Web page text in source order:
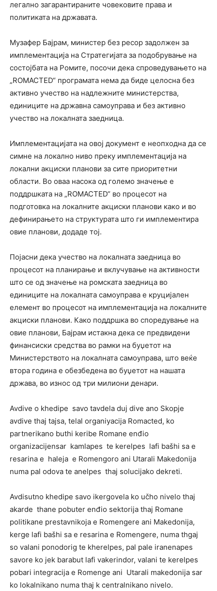
легално загарантираните човековите права и
политиката на државата.
Музафер Бајрам, министер без ресор задолжен за
имплементација на Стратегијата за подобрување на
состојбата на Ромите, посочи дека спроведувањето на
„ROMACTED“ програмата нема да биде целосна без
активно учество на надлежните министерства,
единиците на државна самоуправа и без активно
учество на локалната заедница.
Имплементацијата на овој документ е неопходна да се
симне на локално ниво преку имплементација на
локални акциски планови за сите приоритетни
области. Во оваа насока од големо значење е
поддршката на „ROMACTED“ во процесот на
подготовка на локалните акциски планови како и во
дефинирањето на структурата што ги имплементира
овие планови, додаде тој.
Појасни дека учество на локалната заедница во
процесот на планирање и вклучување на активности
што се од значење на ромската заедница во
единиците на локалната самоуправа е круцијален
елемент во процесот на имплементација на локалните
акциски планови. Како поддршка во споредување на
овие планови, Бајрам истакна дека се предвидени
финансиски средства во рамки на буџетот на
Министерството на локалната самоуправа, што веќе
втора година е обезбедена во буџетот на нашата
држава, во износ од три милиони денари.
Avdive o khedipe savo tavdela duj dive ano Skopje
avdive thaj tajsa, telal organiyacija Romacted, ko
partnerikano buthi keribe Romane enđio
organizacijensar kamlapes te kerelpes lafi bašhi sa e
resarina e haleja e Romengoro ani Utarali Makedonija
numa pal odova te anelpes thaj solucijako dekreti.
Avdisutno khedipe savo ikergovela ko učho nivelo thaj
akarde thane pobuter enđio sektorija thaj Romane
politikane prestavnikoja e Romengere ani Makedonija,
kerge lafi bašhi sa e resarina e Romengere, numa thgaj
so valani ponodorig te kherelpes, pal pale iranenapes
savore ko jek barabut lafi vakerindor, valani te kerelpes
pobari integracija e Romenge ani Utarali makedonija sar
ko lokalnikano numa thaj k centralnikano nivelo.